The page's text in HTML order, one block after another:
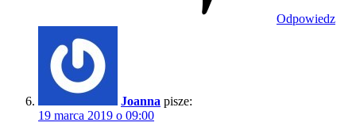
Odpowiedz
Joanna pisze:
19 marca 2019 o 09:00